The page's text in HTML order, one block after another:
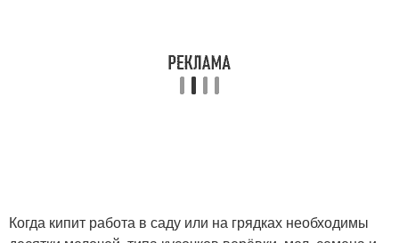
Когда кипит работа в саду или на грядках необходимы